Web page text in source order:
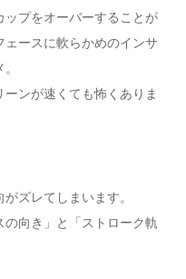
プをオーバーすることが
ースに軟らかめのインサ
ンが速くても怖くありま
ズレてしまいます。
向き」と「ストローク軌